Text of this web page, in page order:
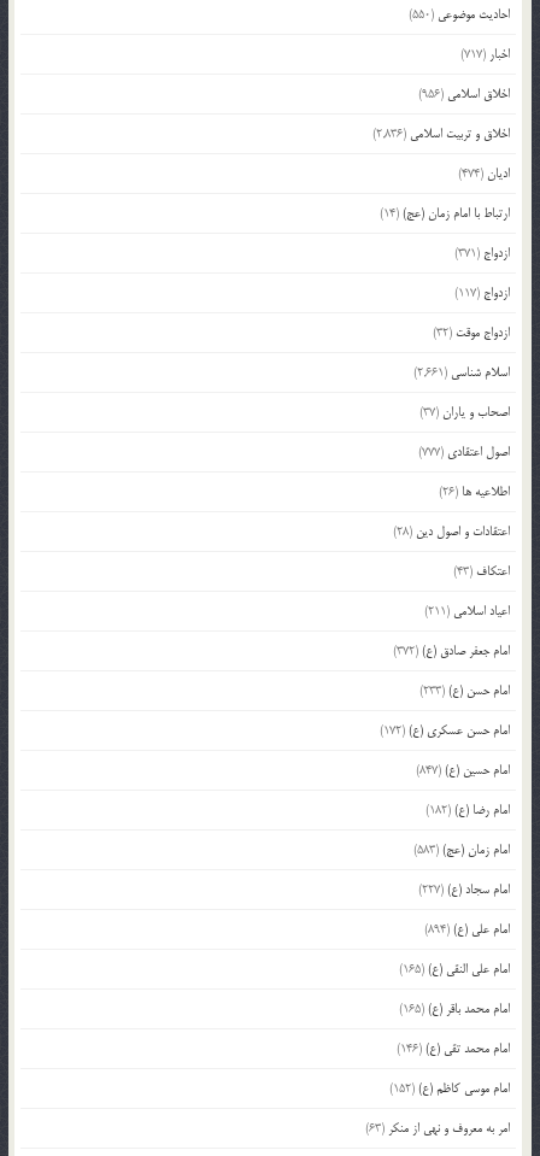
احادیث موضوعی (550)
اخبار (717)
اخلاق اسلامی (956)
اخلاق و تربیت اسلامی (2,836)
ادیان(474)
ارتباط با امام زمان (عج)(14)
ازدواج (371)
ازدواج (117)
ازدواج موقت (32)
اسلام شناسی (2,661)
اصحاب و یاران(37)
اصول اعتقادی (777)
اطلاعیه ها (26)
اعتقادات و اصول دین (28)
اعتکاف (43)
اعیاد اسلامی (211)
امام جعفر صادق (ع)(372)
امام حسن (ع)(233)
امام حسن عسکری (ع)(172)
امام حسین (ع)(847)
امام رضا (ع)(182)
امام زمان (عج)(583)
امام سجاد (ع)(227)
امام علی (ع)(894)
امام علی النقی (ع)(165)
امام محمد باقر (ع)(165)
امام محمد تقی (ع)(146)
امام موسی کاظم (ع)(152)
امر به معروف و نهی از منکر (63)